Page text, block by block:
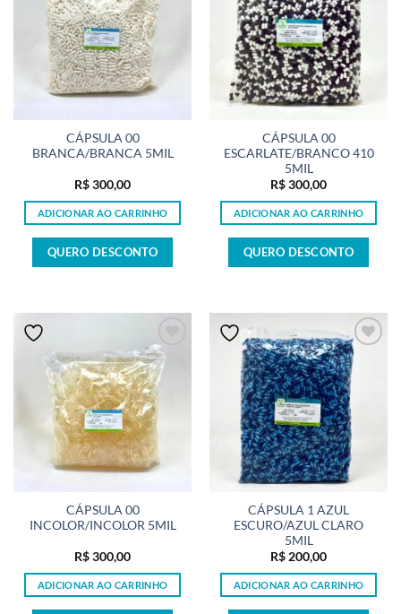
CÁPSULA 00
BRANCA/BRANCA 5MIL
R$300,00
ADICIONAR AO CARRINHO
QUERO DESCONTO
CÁPSULA 00
ESCARLATE/BRANCO 410
5MIL
R$300,00
ADICIONAR AO CARRINHO
QUERO DESCONTO
CÁPSULA 00
INCOLOR/INCOLOR 5MIL
R$300,00
ADICIONAR AO CARRINHO
CÁPSULA 1 AZUL
ESCURO/AZUL CLARO
5MIL
R$200,00
ADICIONAR AO CARRINHO